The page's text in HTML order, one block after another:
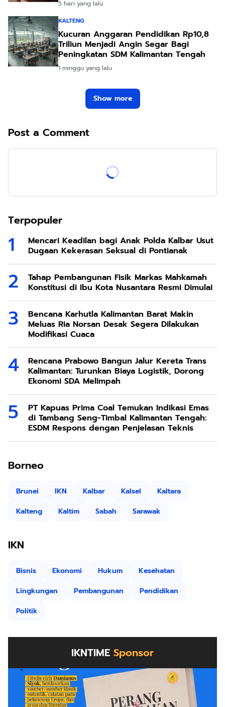
5 hari yang lalu
KALTENG
Kucuran Anggaran Pendidikan Rp10,8
Triliun Menjadi Angin Segar Bagi
Peningkatan SDM Kalimantan Tengah
1 minggu yang lalu
Show more
Post a Comment
Terpopuler
Mencari Keadilan bagi Anak Polda Kalbar Usut
Dugaan Kekerasan Seksual di Pontianak
Tahap Pembangunan Fisik Markas Mahkamah
Konstitusi di Ibu Kota Nusantara Resmi Dimulai
Bencana Karhutla Kalimantan Barat Makin
Meluas Ria Norsan Desak Segera Dilakukan
Modifikasi Cuaca
Rencana Prabowo Bangun Jalur Kereta Trans
Kalimantan: Turunkan Biaya Logistik, Dorong
Ekonomi SDA Melimpah
PT Kapuas Prima Coal Temukan Indikasi Emas
di Tambang Seng-Timbal Kalimantan Tengah:
ESDM Respons dengan Penjelasan Teknis
Borneo
Brunei IKN Kalbar Kalsel
Kaltara
Kalteng
Kaltim Sabah Sarawak
IKN
Bisnis Ekonomi Hukum
Kesehatan
Lingkungan
Pembangunan
Pendidikan
Politik
IKNTIME Sponsor